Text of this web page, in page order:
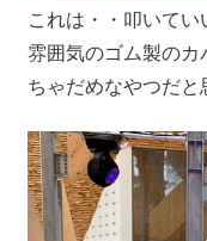
これは・・叩いて
雰囲気のゴム製の
ちゃだめなやつだと